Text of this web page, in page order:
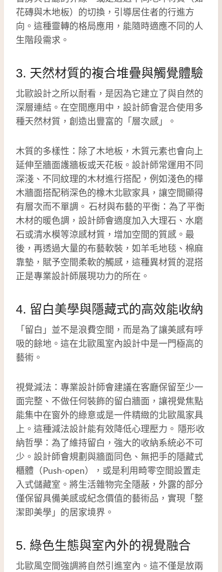
花磚與木地板）的切換，引導居住者的行進方
向。這種靈轉的格局應用，能隨時適應不同的人
生階段需求。
3. 天然材質的複合堆疊與觸覺體驗
北歐設計之所以耐看，是因為它建立了與自然的
深層連結。在空間應用中，設計師會混合使用多
種天然材質，創造出豐富的「層次感」。
木質的多樣性：除了木地板，木質元素也會向上
延伸至牆面護牆板或天花板。設計師常運用不同
深淺、不同紋理的木材進行搭配，例如淺色的樺
木牆面搭配稍深色的橡木北歐家具，讓空間顯得
有層次而不單調。 石材與布藝的平衡：為了平衡
木材的暖色調，設計師會適度加入大理石、水磨
石或清水模等涼感材質，增加空間的質感。最
後，再透過大量的布藝軟裝，如羊毛地毯、棉麻
靠墊，賦予空間柔軟的觸感，這種異材質的混搭
正是專業設計師展現功力的所在。
4. 留白美學與隱藏式的高效能收納
「留白」並不是浪費空間，而是為了讓美感有呼
吸的餘地。這在北歐風室內設計中是一門極高的
藝術。
視覺減法：專業設計師會建議在客廳保留至少一
面完整、不做任何裝飾的留白牆面，讓視覺焦點
能集中在窗外的綠意或是一件精緻的北歐風家具
上。這種減法設計能有效降低心理壓力。 隱形收
納哲學：為了維持留白，強大的收納系統必不可
少。設計師會規劃與牆面同色、無把手的隱藏式
櫃體（Push-open），或是利用畸零空間設置走
入式儲藏室。將生活雜物完全隱蔽，外露的部分
僅保留具備美感或紀念價值的藝術品，實現「整
潔即美學」的居家境界。
5. 綠色生態與室內外的視覺融合
北歐風空間強調將自然引進室內。這不僅是放兩